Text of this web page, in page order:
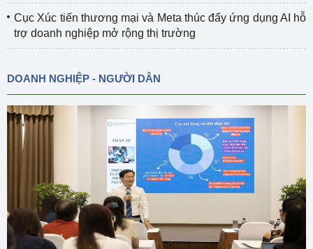
Cục Xúc tiến thương mại và Meta thúc đẩy ứng dụng AI hỗ
trợ doanh nghiệp mở rộng thị trường
DOANH NGHIỆP - NGƯỜI DÂN